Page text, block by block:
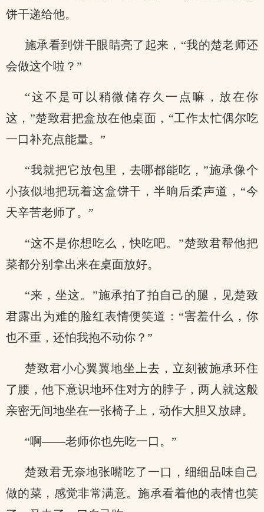
饼干递给他。
施承看到饼干眼睛亮了起来，“我的楚老师还
会做这个啦？”
“这不是可以稍微储存久一点嘛，放在你
这，”楚致君把盒放在他桌面，“工作太忙偶尔吃
一口补充点能量。”
“我就把它放包里，去哪都能吃，”施承像个
小孩似地把玩着这盒饼干，半晌后柔声道，“今
天辛苦老师了。”
“这不是你想吃么，快吃吧。”楚致君帮他把
菜都分别拿出来在桌面放好。
“来，坐这。”施承拍了拍自己的腿，见楚致
君露出为难的脸红表情便笑道：“害羞什么，你
也不重，还怕我抱不动你？”
楚致君小心翼翼地坐上去，立刻被施承环住
了腰，他下意识地环住对方的脖子，两人就这般
亲密无间地坐在一张椅子上，动作大胆又放肆。
“啊——老师你也先吃一口。”
楚致君无奈地张嘴吃了一口，细细品味自己
做的菜，感觉非常满意。施承看着他的表情也笑